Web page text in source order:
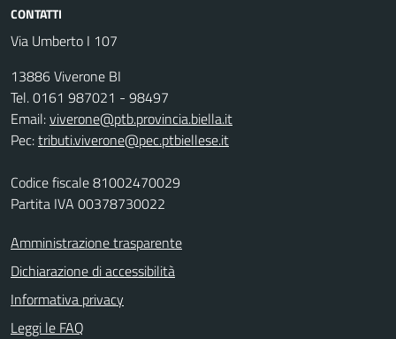
CONTATTI
Via Umberto I 107
13886 Viverone BI
Tel. 0161 987021 - 98497
Email:viverone@ptb.provincia.biella.it
Pec:tributi.viverone@pec.ptbiellese.it
Codice fiscale 81002470029
Partita IVA 00378730022
Amministrazione trasparente
Dichiarazione di accessibilità
Informativa privacy
Leggi le FAQ